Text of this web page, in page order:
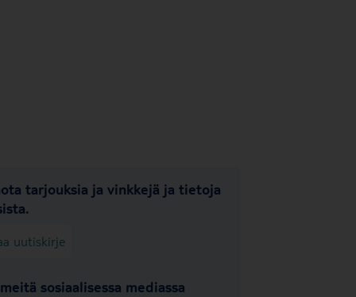
tarjouksia ja vinkkejä ja tietoja
uutiskirje
sosiaalisessa mediassa